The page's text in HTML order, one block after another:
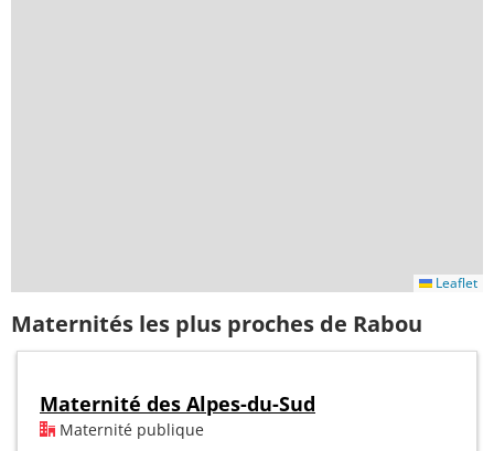
Leaflet
Maternités les plus proches de Rabou
Maternité des Alpes-du-Sud
Maternité publique